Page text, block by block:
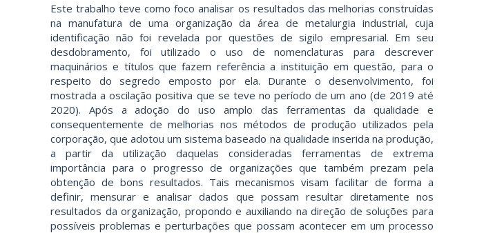
Este trabalho teve como foco analisar os resultados das melhorias construídas
na manufatura de uma organização da área de metalurgia industrial, cuja
identificação não foi revelada por questões de sigilo empresarial. Em seu
desdobramento, foi utilizado o uso de nomenclaturas para descrever
maquinários e títulos que fazem referência a instituição em questão, para o
respeito do segredo emposto por ela. Durante o desenvolvimento, foi
mostrada a oscilação positiva que se teve no período de um ano (de 2019 até
2020). Após a adoção do uso amplo das ferramentas da qualidade e
consequentemente de melhorias nos métodos de produção utilizados pela
corporação, que adotou um sistema baseado na qualidade inserida na produção,
a partir da utilização daquelas consideradas ferramentas de extrema
importância para o progresso de organizações que também prezam pela
obtenção de bons resultados. Tais mecanismos visam facilitar de forma a
definir, mensurar e analisar dados que possam resultar diretamente nos
resultados da organização, propondo e auxiliando na direção de soluções para
possíveis problemas e perturbações que possam acontecer em um processo